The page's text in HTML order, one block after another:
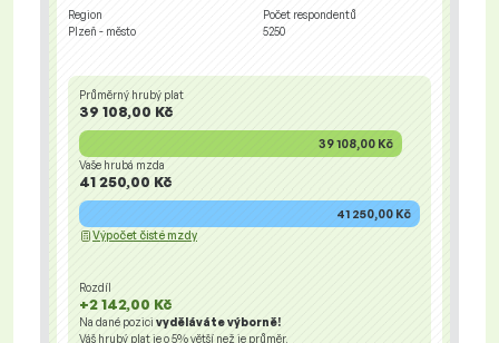
Region
Plzeň - město
Počet respondentů
5250
Průměrný hrubý plat
39 108,00 Kč
39 108,00 Kč
Vaše hrubá mzda
41 250,00 Kč
41 250,00 Kč
Výpočet čisté mzdy
Rozdíl
+2 142,00 Kč
Na dané pozici vyděláváte výborně!
Váš hrubý plat je o5%větší než je průměr.